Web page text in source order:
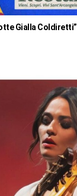
Gialla Coldiretti”